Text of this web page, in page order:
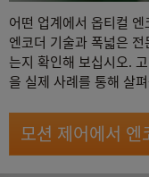
어떤 업계에서 옵티컬
엔코더 기술과 폭넓은
는지 확인해 보십시오.
을 실제 사례를 통해 살
모션 제어에서 엔